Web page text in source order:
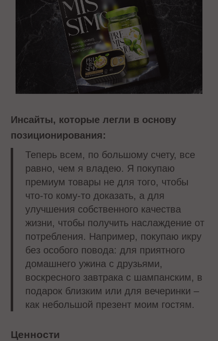
Инсайты, которые легли в основу
позиционирования:
Теперь всем, по большому счету, все
равно, чем я владею. Я покупаю
премиум товары не для того, чтобы
что-то кому-то доказать, а для
улучшения собственного качества
жизни, чтобы получить наслаждение от
потребления. Например, покупаю икру
без особого повода: для приятного
домашнего ужина с друзьями,
воскресного завтрака с шампанским, в
подарок близким или для вечеринки –
как небольшой презент моим гостям.
Ценности